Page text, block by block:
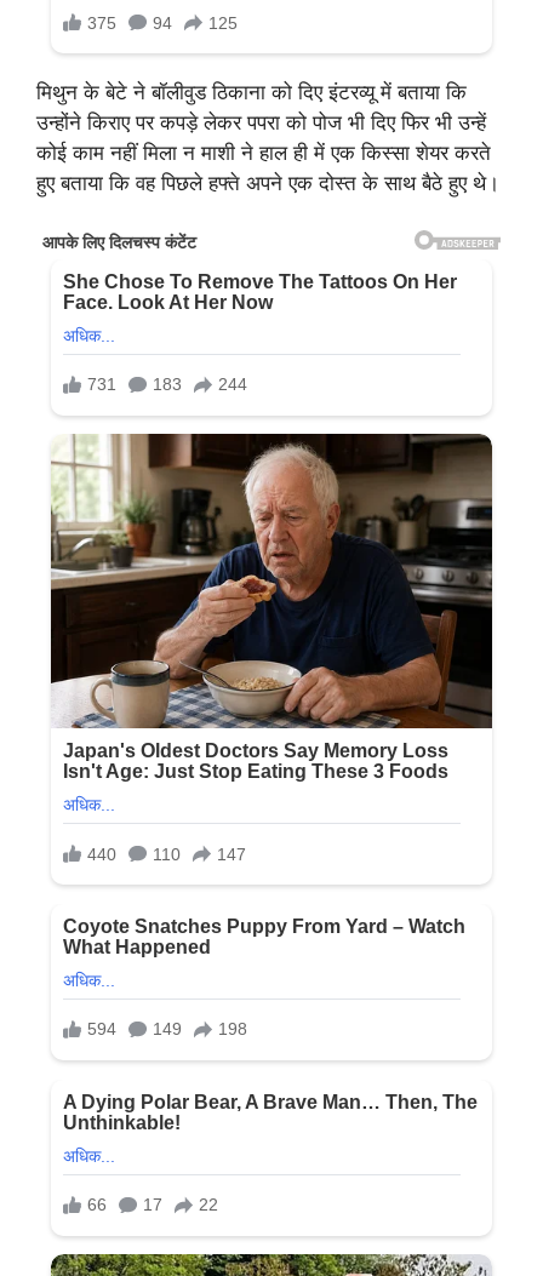
मिथुन के बेटे ने बॉलीवुड ठिकाना को दिए इंटरव्यू में बताया कि
उन्होंने किराए पर कपड़े लेकर पपरा को पोज भी दिए फिर भी उन्हें
कोई काम नहीं मिला न माशी ने हाल ही में एक किस्सा शेयर करते
हुए बताया कि वह पिछले हफ्ते अपने एक दोस्त के साथ बैठे हुए थे।